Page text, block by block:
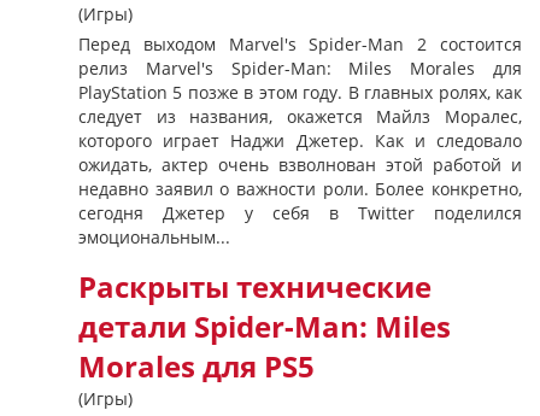
(Игры)
Перед выходом Marvel's Spider-Man 2 состоится
релиз Marvel's Spider-Man: Miles Morales для
PlayStation 5 позже в этом году. В главных ролях, как
следует из названия, окажется Майлз Моралес,
которого играет Наджи Джетер. Как и следовало
ожидать, актер очень взволнован этой работой и
недавно заявил о важности роли. Более конкретно,
сегодня Джетер у себя в Twitter поделился
эмоциональным...
Раскрыты технические
детали Spider-Man: Miles
Morales для PS5
(Игры)